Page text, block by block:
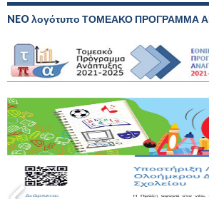
NEO λογότυπο ΤΟΜΕΑΚΟ ΠΡΟΓΡΑΜΜΑ